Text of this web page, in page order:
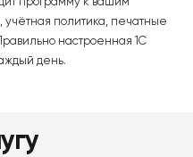
политика, печатные
настроенная 1С
день.